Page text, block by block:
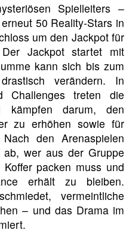
Spielleiters –
50 Reality-Stars in
um den Jackpot für
Jackpot startet mit
kann sich bis zum
verändern. In
Challenges treten die
kämpfen darum, den
zu erhöhen sowie für
den Arenaspielen
wer aus der Gruppe
packen muss und
erhält zu bleiben.
vermeintliche
– und das Drama im